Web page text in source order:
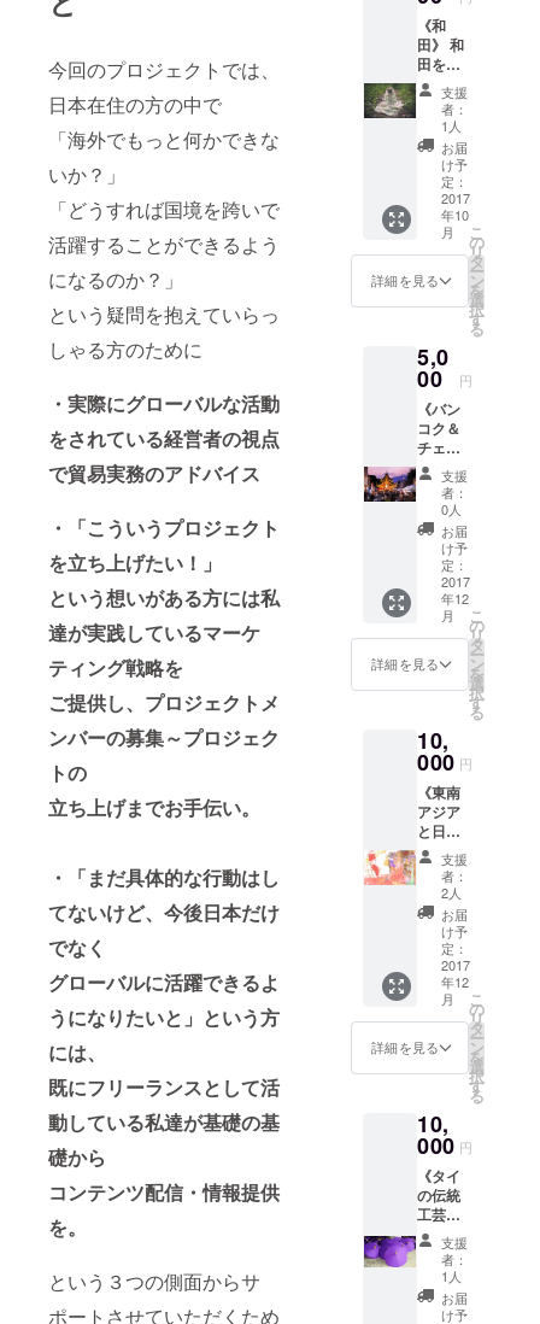
今回のプロジェクトでは、
日本在住の方の中で
「海外でもっと何かできな
いか？」
「どうすれば国境を跨いで
活躍することができるよう
になるのか？」
という疑問を抱えていらっ
しゃる方のために
・実際にグローバルな活動
をされている経営者の視点
で貿易実務のアドバイス
・「こういうプロジェクト
を立ち上げたい！」
という想いがある方には私
達が実践しているマーケ
ティング戦略を
ご提供し、プロジェクトメ
ンバーの募集～プロジェク
トの
立ち上げまでお手伝い。
・「まだ具体的な行動はし
てないけど、今後日本だけ
でなく
グローバルに活躍できるよ
うになりたいと」という方
には、
既にフリーランスとして活
動している私達が基礎の基
礎から
コンテンツ配信・情報提供
を。
という３つの側面からサ
ポートさせていただくため
ルタイ
ムで共
有しま
す。 一
緒にタ
イの旅
を疑似
体験で
きま
す！
《和
田》 和
田を空
港でハ
グと出
来る&2
ショッ
ト写真
が撮れ
る権利
■内容：
和田が
日本か
らタイ
に向か
う際
港で和
田をハ
グ＆2
ショッ
ト写真
が撮れ
る権利
です。
和田の
体温を
肌で感
じてい
ただく
ことが
できる
プラン
ですが
和田が
タイに
行くこ
とを忘
れてし
まう可
能性が
ありま
す。 そ
うなっ
たらイ
ンタ
ビュー
諸々は
他のメ
ンバー
に頑
う。そ
れもま
です。
人生を
激変さ
せうる
感動
を、あ
なた
に。 ■
支援
者：
1人
お届
け予
定：
2017
年10
月
詳細を見る
こ
の
リ
タ
ー
ン
を
選
択
す
る
5,0
00 円
《バン
コク＆
チェン
マイの
お土
産》 タ
イらし
いお土
産を市
場など
でピッ
クアッ
プして
お届け
しま
す。
最強の
一年を
過ごせ
るムエ
タイパ
ンツ、
運気が
上がり
すぎて
困るタ
イの仏
像等）
支援
者：
0人
お届
け予
定：
2017
年12
月
詳細を見る
こ
の
リ
タ
ー
ン
を
選
択
す
る
10,
000 円
《東南
アジア
と日本
を繋ぐ
働き方
のサロ
ン》 日
本を越
えて東
南アジ
アとも
仕事を
したい
人、 そ
のよう
な働き
味があ
る人な
どに向
けて、
3ヶ月間
のオン
ライン
サロン
への参
加の権
利。 こ
支援
者：
2人
お届
け予
定：
2017
年12
月
詳細を見る
こ
の
リ
タ
ー
ン
を
選
択
す
る
10,
000 円
《タイ
の伝統
工芸
品》 タ
イで感
動した
職人の
匠の技
支援
者：
1人
お届
け予